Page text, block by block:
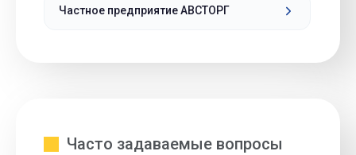
Частное предприятие АВСТОРГ
Часто задаваемые вопросы